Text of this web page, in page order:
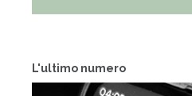
L'ultimo numero